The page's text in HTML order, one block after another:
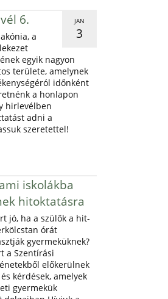
JAN
3
6.
a
egyik nagyon
területe, amelynek
időnként
a honlapon
hirlevélben
adni a
szeretettel!
iskolákba
hitoktatásra
jó, ha a szülők a hit-
órát
gyermeküknek?
a Szentírási
előkerülnek
kérdések, amelyek
gyermekük